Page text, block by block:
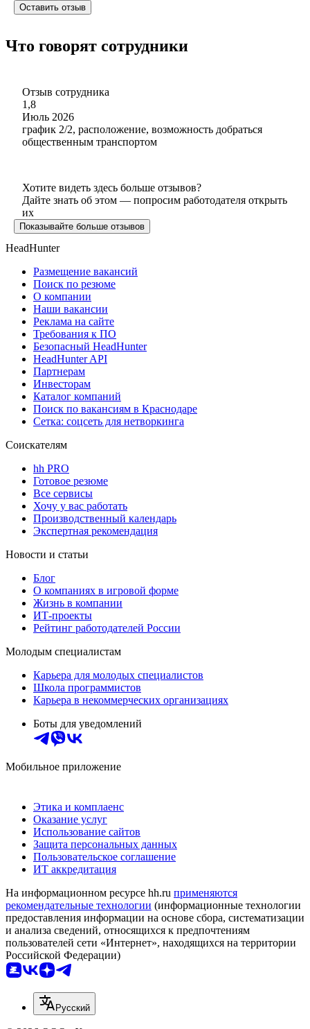
Оставить отзыв
Что говорят сотрудники
Отзыв сотрудника
1,8
Июль 2026
график 2/2, расположение, возможность добраться
общественным транспортом
Хотите видеть здесь больше отзывов?
Дайте знать об этом — попросим работодателя открыть
их
Показывайте больше отзывов
HeadHunter
Размещение вакансий
Поиск по резюме
О компании
Наши вакансии
Реклама на сайте
Требования к ПО
Безопасный HeadHunter
HeadHunter API
Партнерам
Инвесторам
Каталог компаний
Поиск по вакансиям в Краснодаре
Сетка: соцсеть для нетворкинга
Соискателям
hh PRO
Готовое резюме
Все сервисы
Хочу у вас работать
Производственный календарь
Экспертная рекомендация
Новости и статьи
Блог
О компаниях в игровой форме
Жизнь в компании
ИТ-проекты
Рейтинг работодателей России
Молодым специалистам
Карьера для молодых специалистов
Школа программистов
Карьера в некоммерческих организациях
Боты для уведомлений
Мобильное приложение
Этика и комплаенс
Оказание услуг
Использование сайтов
Защита персональных данных
Пользовательское соглашение
ИТ аккредитация
На информационном ресурсе hh.ru применяются
рекомендательные технологии (информационные технологии
предоставления информации на основе сбора, систематизации
и анализа сведений, относящихся к предпочтениям
пользователей сети «Интернет», находящихся на территории
Российской Федерации)
Русский